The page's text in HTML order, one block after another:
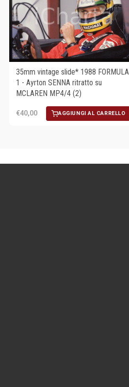
35mm vintage slide* 1988 FORMULA
1 - Ayrton SENNA ritratto su
MCLAREN MP4/4 (2)
€40,00 AGGIUNGI AL CARRELLO